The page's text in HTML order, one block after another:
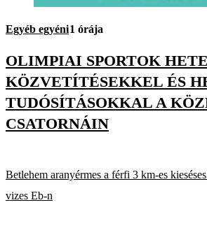
Egyéb egyéni1 órája
OLIMPIAI SPORTOK
KÖZVETÍTÉSEKKEL ÉS
TUDÓSÍTÁSOKKAL A
CSATORNÁIN
Betlehem aranyérmes a férfi 3 km-es
vizes Eb-n